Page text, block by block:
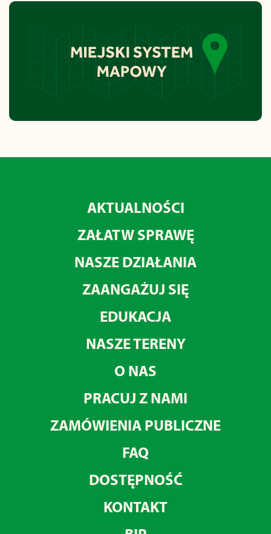
AKTUALNOŚCI
ZAŁATW SPRAWĘ
NASZE DZIAŁANIA
ZAANGAŻUJ SIĘ
EDUKACJA
NASZE TERENY
O NAS
PRACUJ Z NAMI
ZAMÓWIENIA PUBLICZNE
FAQ
DOSTĘPNOŚĆ
KONTAKT